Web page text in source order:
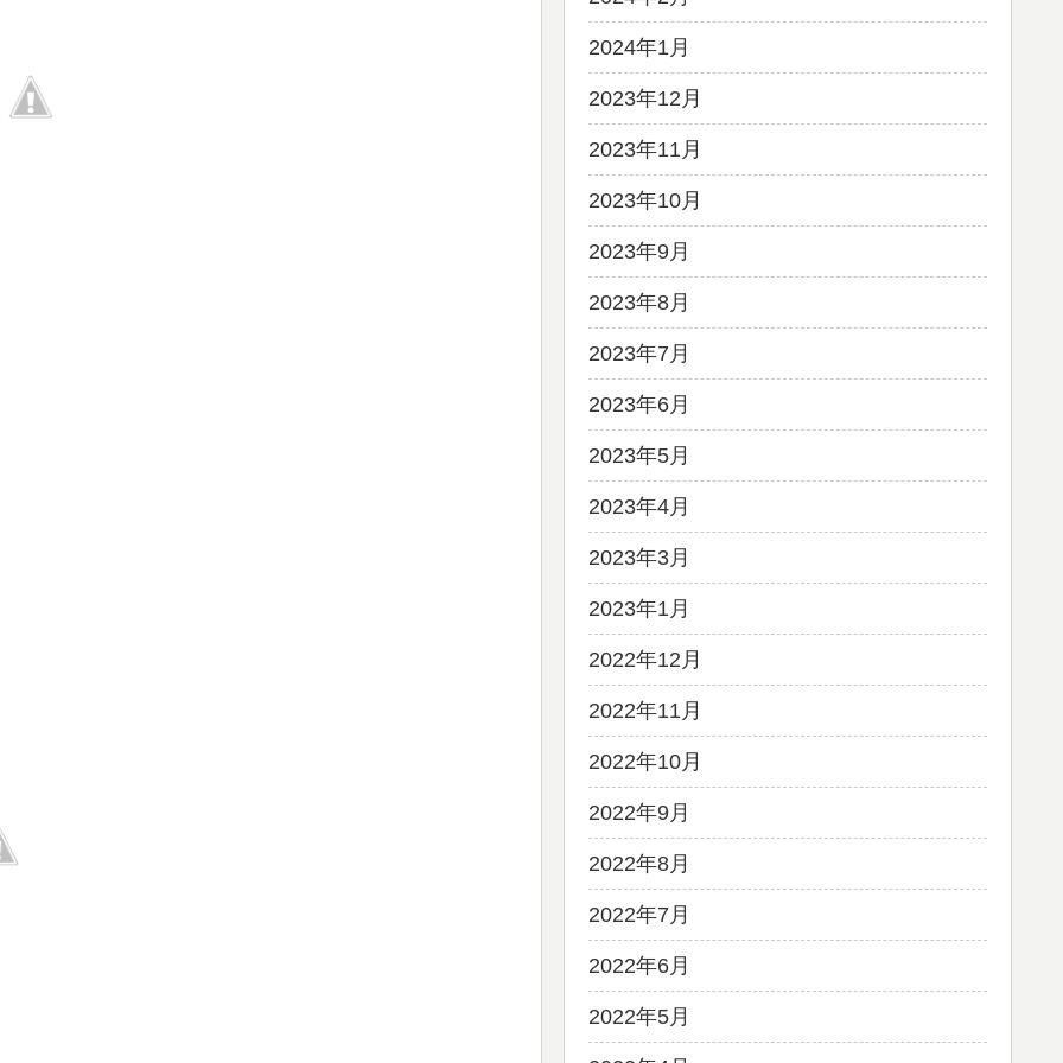
2024年1月
2023年12月
2023年11月
2023年10月
2023年9月
2023年8月
2023年7月
2023年6月
2023年5月
2023年4月
2023年3月
2023年1月
2022年12月
2022年11月
2022年10月
2022年9月
2022年8月
2022年7月
2022年6月
2022年5月